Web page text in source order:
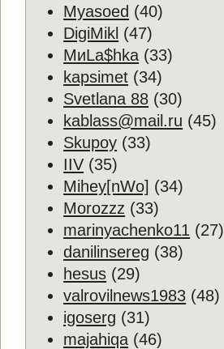
Myasoed (40)
DigiMikl (47)
МиLa$hka (33)
kapsimet (34)
Svetlana 88 (30)
kablass@mail.ru (45)
Skupoy (33)
IIV (35)
Mihey[nWo] (34)
Morozzz (33)
marinyachenko11 (27)
danilinsereg (38)
hesus (29)
valrovilnews1983 (48)
igoserg (31)
majahiqa (46)